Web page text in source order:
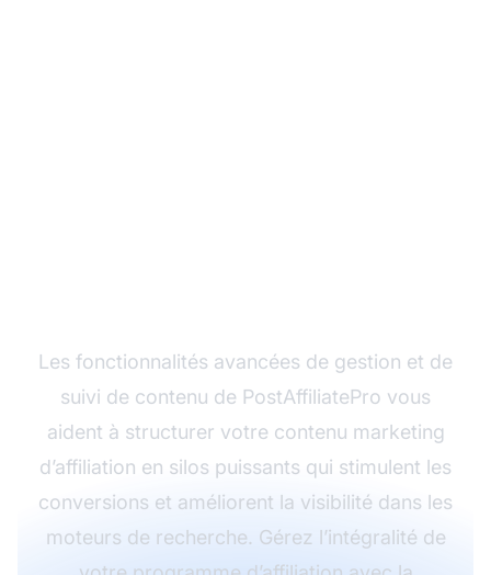
Les fonctionnalités avancées de gestion et de
suivi de contenu de PostAffiliatePro vous
aident à structurer votre contenu marketing
d’affiliation en silos puissants qui stimulent les
conversions et améliorent la visibilité dans les
moteurs de recherche. Gérez l’intégralité de